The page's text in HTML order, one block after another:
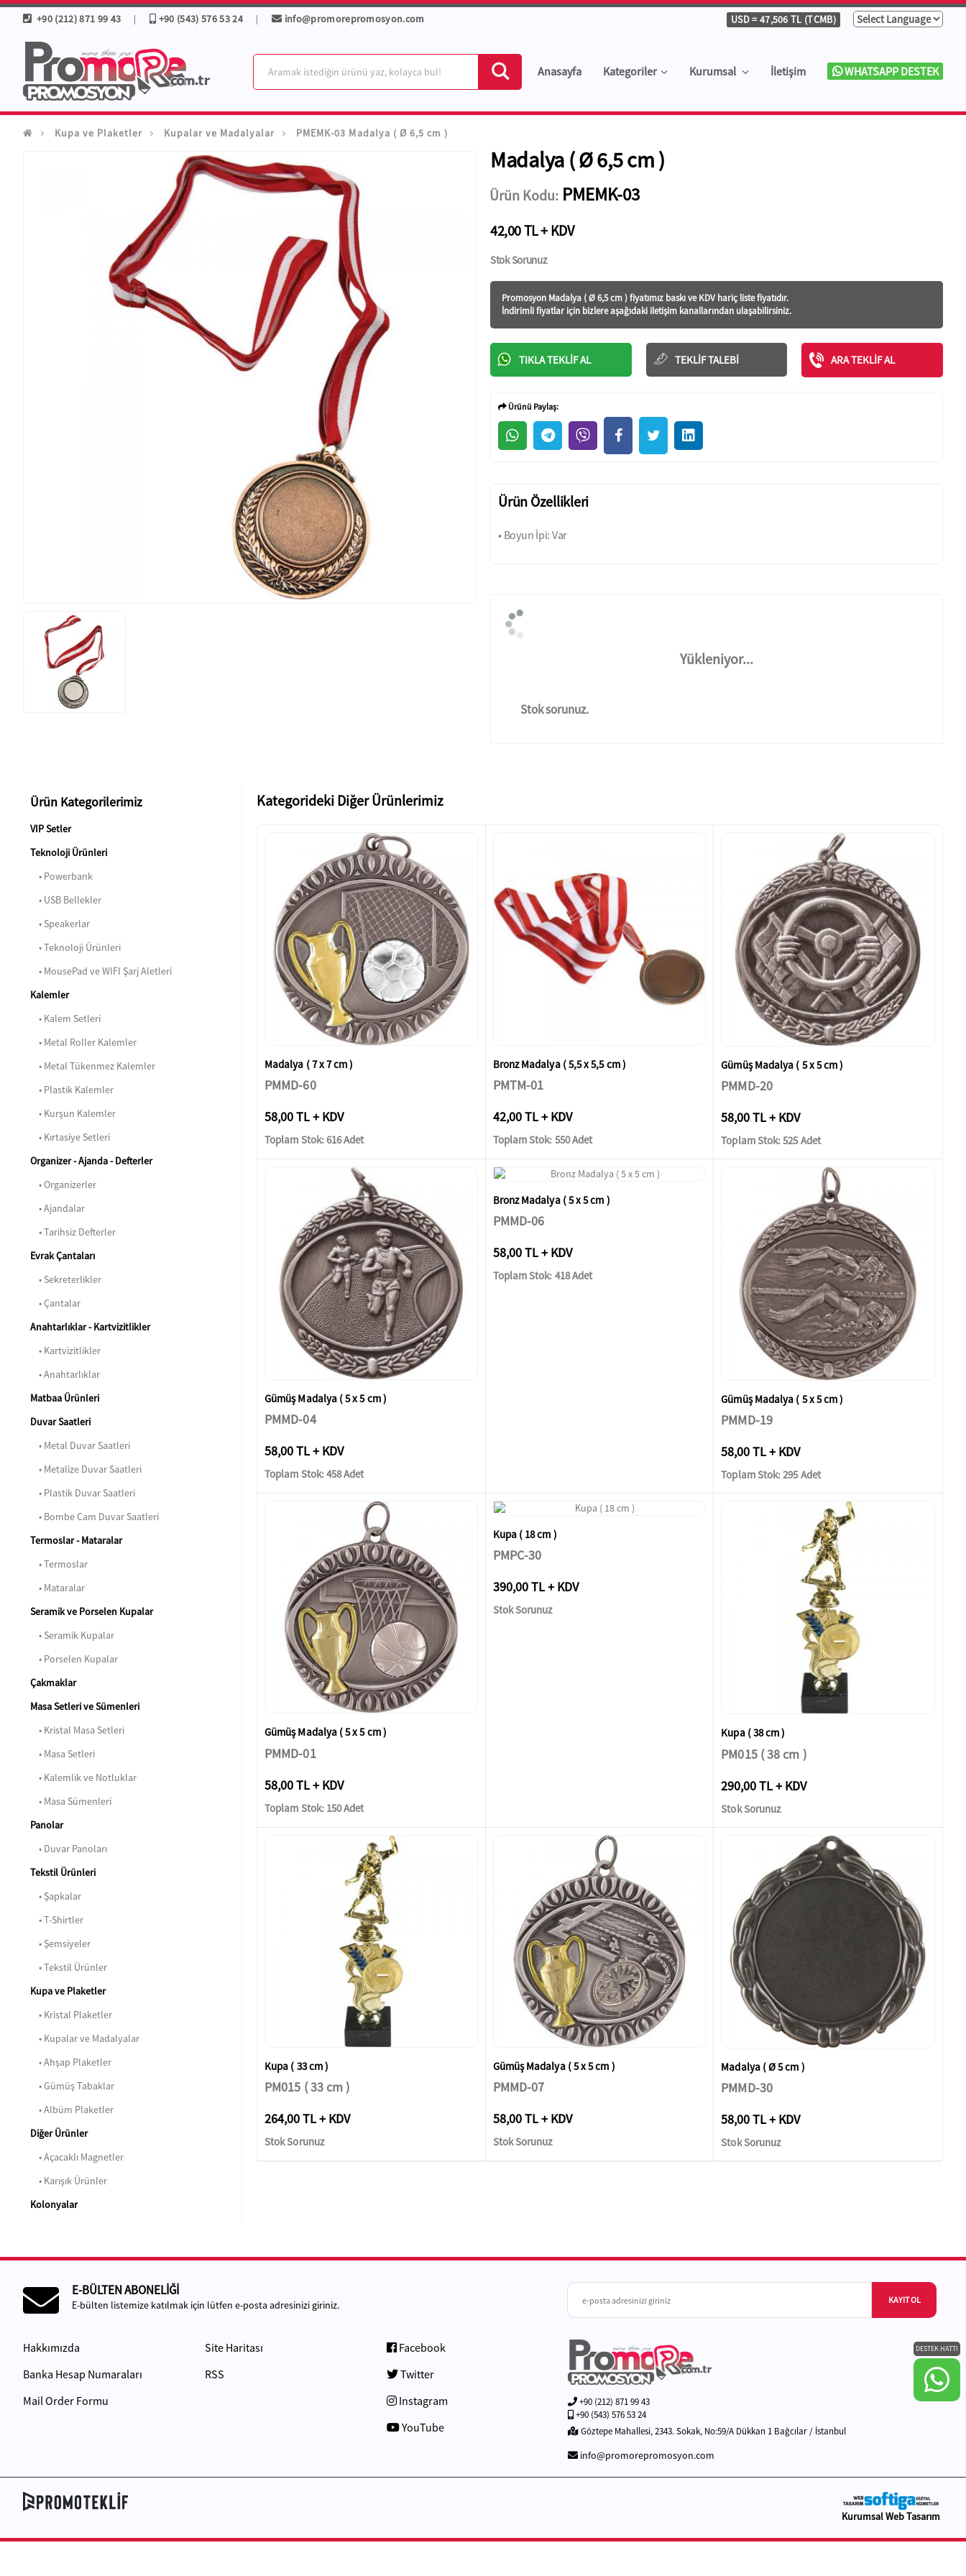
+90 (212) 871 99 43 | +90 (543) 576 53 24 | info@promorepromosyon.com USD= 47,506 TL (TCMB)
Anasayfa Kategoriler Kurumsal İletişim WHATSAPP DESTEK
Kupa ve Plaketler Kupalar ve Madalyalar PMEMK-03 Madalya ( Ø 6,5 cm )
Madalya ( Ø 6,5 cm )
Ürün Kodu: PMEMK-03
42,00 TL + KDV
Stok Sorunuz
Promosyon Madalya ( Ø 6,5 cm ) fiyatımız baskı ve KDV hariç liste fiyatıdır.
İndirimli fiyatlar için bizlere aşağıdaki iletişim kanallarından ulaşabilirsiniz.
TIKLA TEKLIF AL TEKLIF TALEBI ARA TEKLIF AL
Ürünü Paylaş:
Ürün Özellikleri
• Boyun İpi: Var
Yükleniyor...
Stok sorunuz.
Ürün Kategorilerimiz
VIP Setler
Teknoloji Ürünleri
• Powerbank
• USB Bellekler
• Speakerlar
• Teknoloji Ürünleri
• MousePad ve WIFI Şarj Aletleri
Kalemler
• Kalem Setleri
• Metal Roller Kalemler
• Metal Tükenmez Kalemler
• Plastik Kalemler
• Kurşun Kalemler
• Kırtasiye Setleri
Organizer - Ajanda - Defterler
• Organizerler
• Ajandalar
• Tarihsiz Defterler
Evrak Çantaları
• Sekreterlikler
• Çantalar
Anahtarlıklar - Kartvizitlikler
• Kartvizitlikler
• Anahtarlıklar
Matbaa Ürünleri
Duvar Saatleri
• Metal Duvar Saatleri
• Metalize Duvar Saatleri
• Plastik Duvar Saatleri
• Bombe Cam Duvar Saatleri
Termoslar - Mataralar
• Termoslar
• Mataralar
Seramik ve Porselen Kupalar
• Seramik Kupalar
• Porselen Kupalar
Çakmaklar
Masa Setleri ve Sümenleri
• Kristal Masa Setleri
• Masa Setleri
• Kalemlik ve Notluklar
• Masa Sümenleri
Panolar
• Duvar Panoları
Tekstil Ürünleri
• Şapkalar
• T-Shirtler
• Şemsiyeler
• Tekstil Ürünler
Kupa ve Plaketler
• Kristal Plaketler
• Kupalar ve Madalyalar
• Ahşap Plaketler
• Gümüş Tabaklar
• Albüm Plaketler
Diğer Ürünler
• Açacaklı Magnetler
• Karışık Ürünler
Kolonyalar
Kategorideki Diğer Ürünlerimiz
Madalya ( 7 x 7 cm )
PMMD-60
58,00 TL + KDV
Toplam Stok: 616 Adet
Bronz Madalya ( 5,5 x 5,5 cm )
PMTM-01
42,00 TL + KDV
Toplam Stok: 550 Adet
Gümüş Madalya ( 5 x 5 cm )
PMMD-20
58,00 TL + KDV
Toplam Stok: 525 Adet
Gümüş Madalya ( 5 x 5 cm )
PMMD-04
58,00 TL + KDV
Toplam Stok: 458 Adet
Bronz Madalya ( 5 x 5 cm )
PMMD-06
58,00 TL + KDV
Toplam Stok: 418 Adet
Gümüş Madalya ( 5 x 5 cm )
PMMD-19
58,00 TL + KDV
Toplam Stok: 295 Adet
Gümüş Madalya ( 5 x 5 cm )
PMMD-01
58,00 TL + KDV
Toplam Stok: 150 Adet
Kupa ( 18 cm )
PMPC-30
390,00 TL + KDV
Stok Sorunuz
Kupa ( 38 cm )
PM015 ( 38 cm )
290,00 TL + KDV
Stok Sorunuz
Kupa ( 33 cm )
PM015 ( 33 cm )
264,00 TL + KDV
Stok Sorunuz
Gümüş Madalya ( 5 x 5 cm )
PMMD-07
58,00 TL + KDV
Stok Sorunuz
Madalya ( Ø 5 cm )
PMMD-30
58,00 TL + KDV
Stok Sorunuz
DESTEK HATTI
E-BÜLTEN ABONELİĞİ
E-bülten listemize katılmak için lütfen e-posta adresinizi giriniz. KAYIT OL
Hakkımızda
Banka Hesap Numaraları
Mail Order Formu
Site Haritası
RSS
Facebook
Twitter
Instagram
YouTube
+90 (212) 871 99 43
+90 (543) 576 53 24
Göztepe Mahallesi, 2343. Sokak, No:59/A Dükkan 1 Bağcılar / İstanbul
info@promorepromosyon.com
Kurumsal Web Tasarım